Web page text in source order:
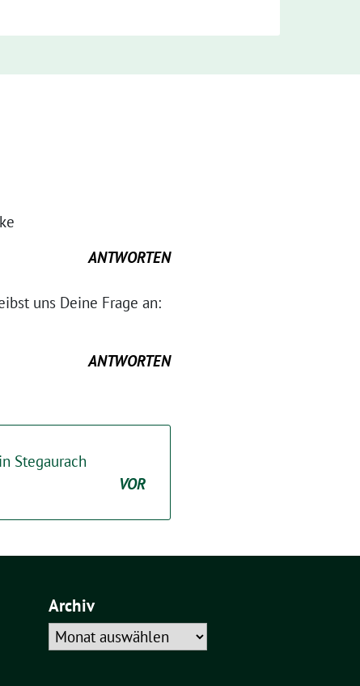
ANTWORTEN
uns Deine Frage an:
ANTWORTEN
Stegaurach
VOR
Archiv
Archiv